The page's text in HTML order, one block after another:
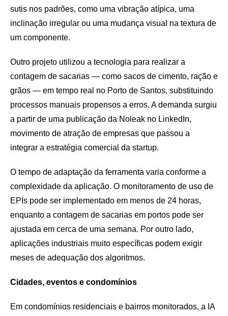
sutis nos padrões, como uma vibração atípica, uma
inclinação irregular ou uma mudança visual na textura de
um componente.
Outro projeto utilizou a tecnologia para realizar a
contagem de sacarias — como sacos de cimento, ração e
grãos — em tempo real no Porto de Santos, substituindo
processos manuais propensos a erros. A demanda surgiu
a partir de uma publicação da Noleak no LinkedIn,
movimento de atração de empresas que passou a
integrar a estratégia comercial da startup.
O tempo de adaptação da ferramenta varia conforme a
complexidade da aplicação. O monitoramento de uso de
EPIs pode ser implementado em menos de 24 horas,
enquanto a contagem de sacarias em portos pode ser
ajustada em cerca de uma semana. Por outro lado,
aplicações industriais muito específicas podem exigir
meses de adequação dos algoritmos.
Cidades, eventos e condomínios
Em condomínios residenciais e bairros monitorados, a IA